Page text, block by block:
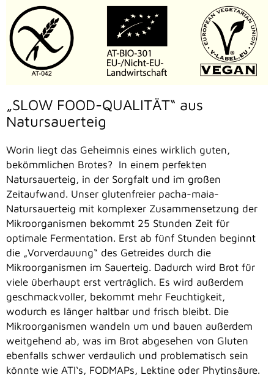
„SLOW FOOD-QUALITÄT“ aus
Natursauerteig
Worin liegt das Geheimnis eines wirklich guten,
bekömmlichen Brotes? In einem perfekten
Natursauerteig, in der Sorgfalt und im großen
Zeitaufwand. Unser glutenfreier pacha-maia-
Natursauerteig mit komplexer Zusammensetzung der
Mikroorganismen bekommt 25 Stunden Zeit für
optimale Fermentation. Erst ab fünf Stunden beginnt
die „Vorverdauung“ des Getreides durch die
Mikroorganismen im Sauerteig. Dadurch wird Brot für
viele überhaupt erst verträglich. Es wird außerdem
geschmackvoller, bekommt mehr Feuchtigkeit,
wodurch es länger haltbar und frisch bleibt. Die
Mikroorganismen wandeln um und bauen außerdem
weitgehend ab, was im Brot abgesehen von Gluten
ebenfalls schwer verdaulich und problematisch sein
könnte wie ATI‘s, FODMAPs, Lektine oder Phytinsäure.